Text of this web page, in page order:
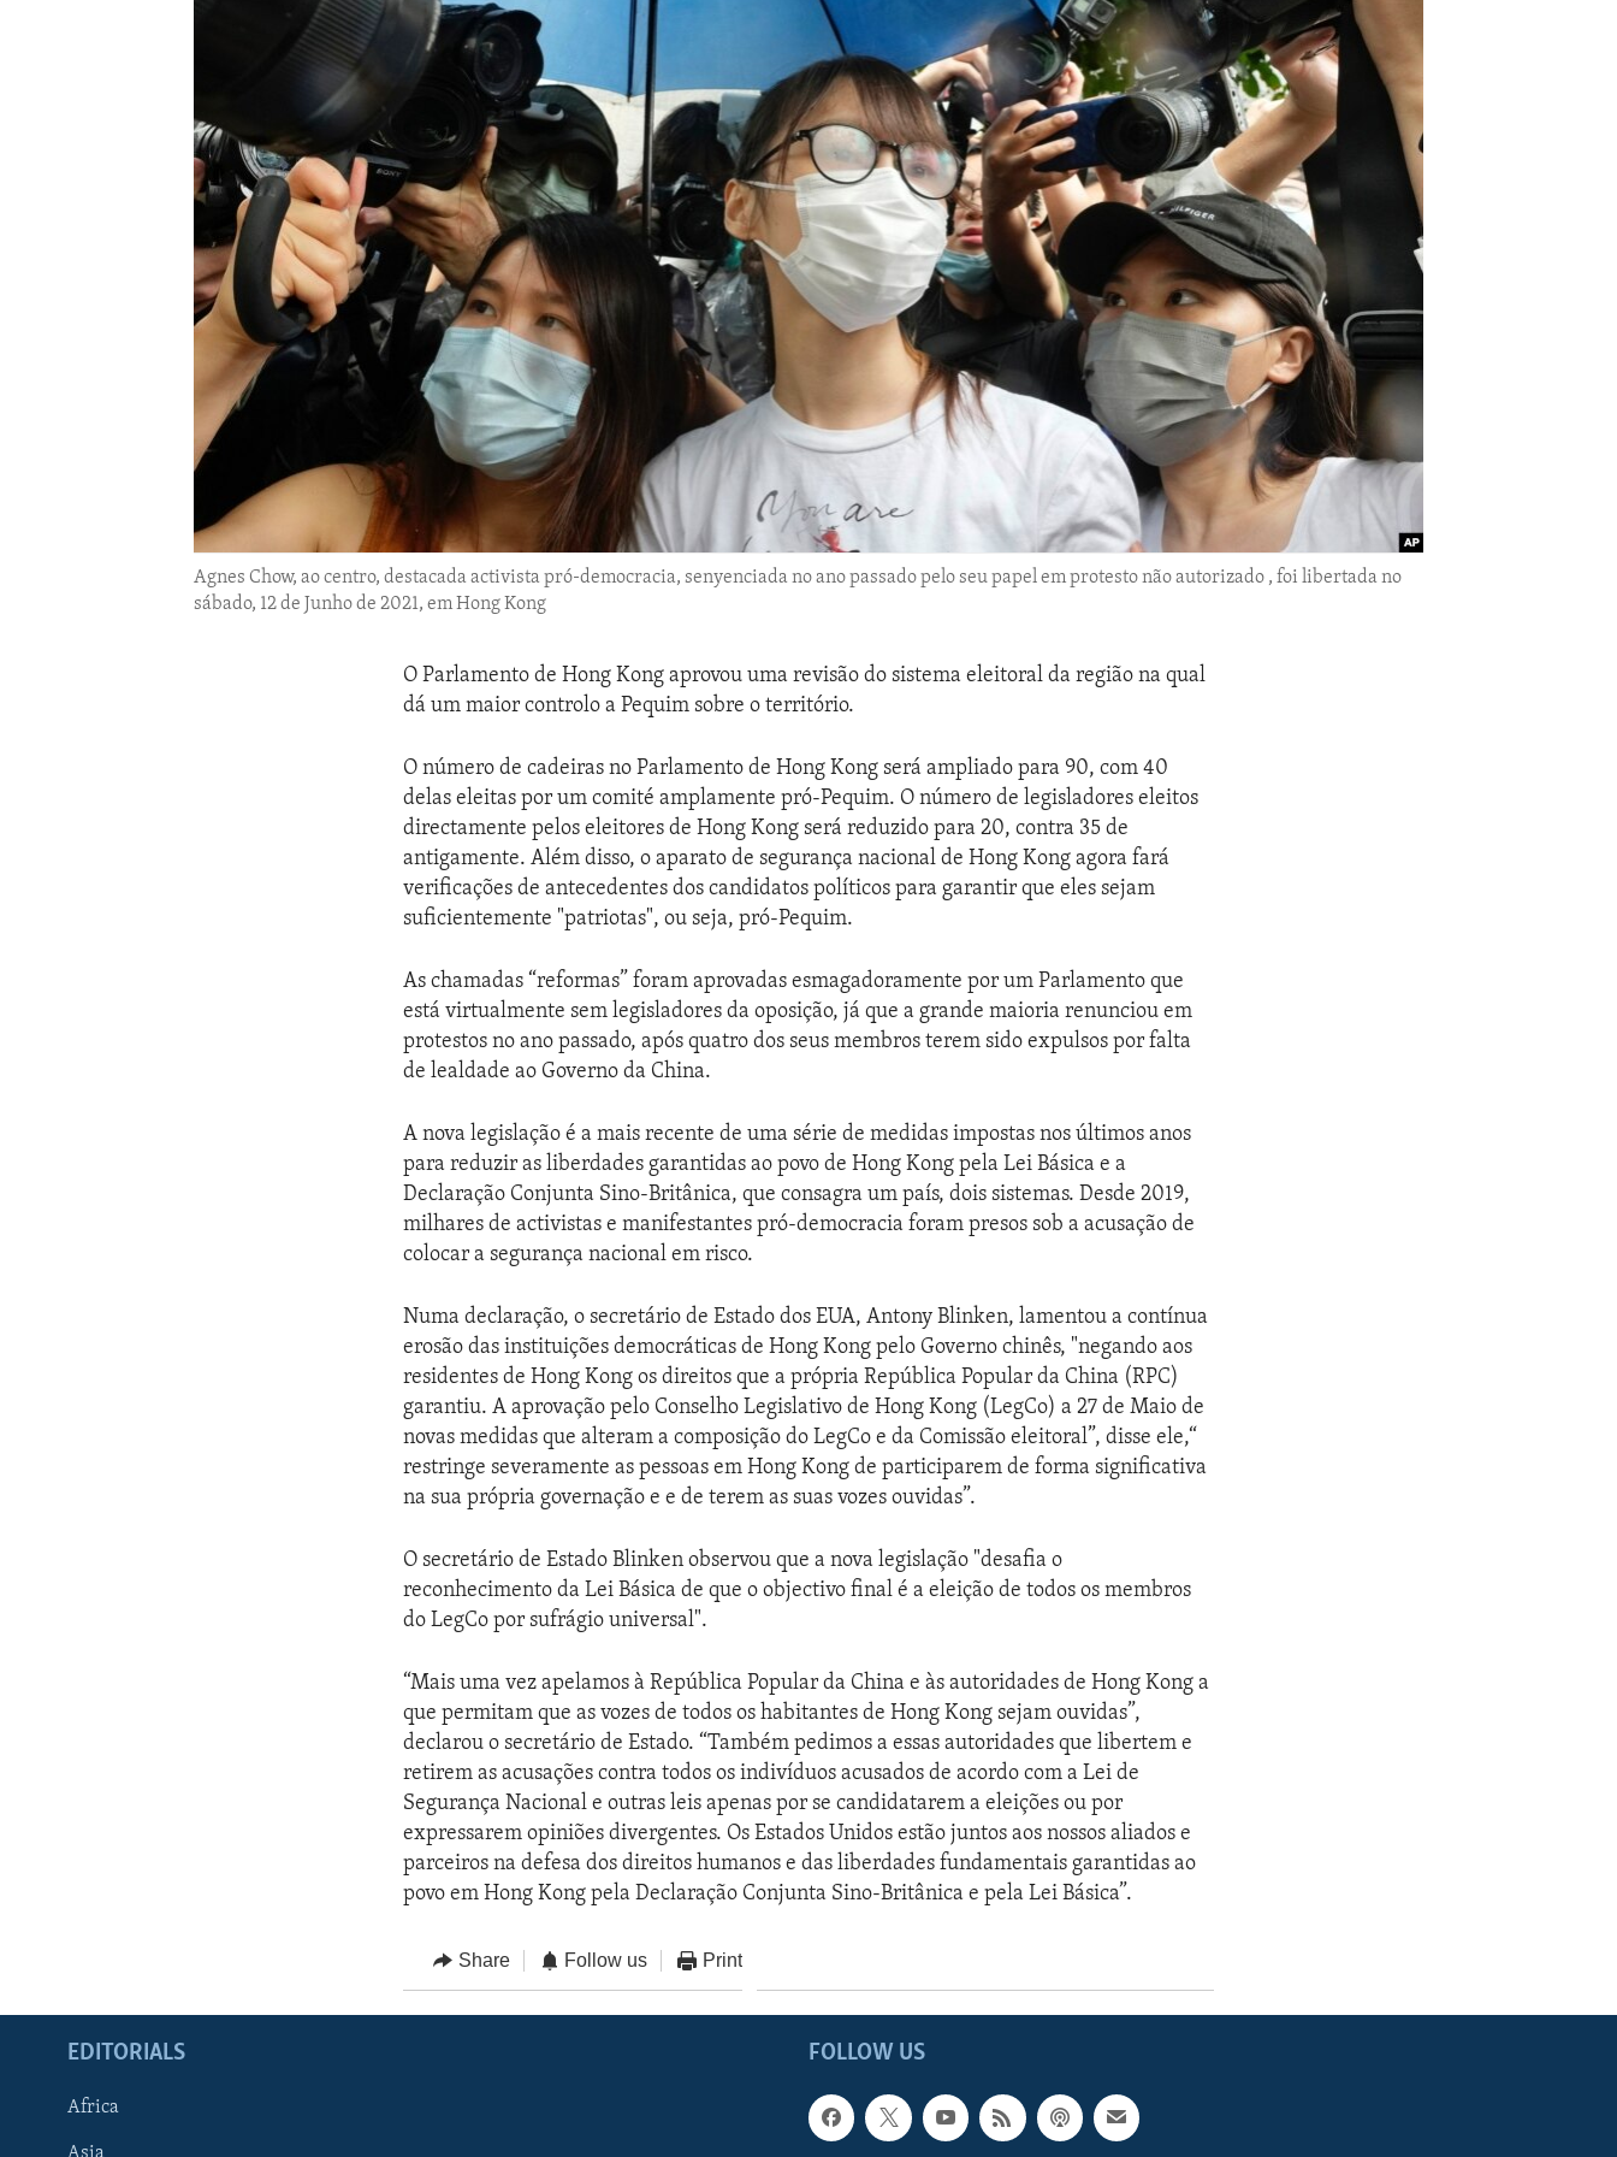
Agnes Chow, ao centro, destacada activista pró-democracia, senyenciada no ano passado pelo seu papel em protesto não autorizado , foi libertada no
sábado, 12 de Junho de 2021, em Hong Kong
O Parlamento de Hong Kong aprovou uma revisão do sistema eleitoral da região na qual
dá um maior controlo a Pequim sobre o território.
O número de cadeiras no Parlamento de Hong Kong será ampliado para 90, com 40
delas eleitas por um comité amplamente pró-Pequim. O número de legisladores eleitos
directamente pelos eleitores de Hong Kong será reduzido para 20, contra 35 de
antigamente. Além disso, o aparato de segurança nacional de Hong Kong agora fará
verificações de antecedentes dos candidatos políticos para garantir que eles sejam
suficientemente "patriotas", ou seja, pró-Pequim.
As chamadas “reformas” foram aprovadas esmagadoramente por um Parlamento que
está virtualmente sem legisladores da oposição, já que a grande maioria renunciou em
protestos no ano passado, após quatro dos seus membros terem sido expulsos por falta
de lealdade ao Governo da China.
A nova legislação é a mais recente de uma série de medidas impostas nos últimos anos
para reduzir as liberdades garantidas ao povo de Hong Kong pela Lei Básica e a
Declaração Conjunta Sino-Britânica, que consagra um país, dois sistemas. Desde 2019,
milhares de activistas e manifestantes pró-democracia foram presos sob a acusação de
colocar a segurança nacional em risco.
Numa declaração, o secretário de Estado dos EUA, Antony Blinken, lamentou a contínua
erosão das instituições democráticas de Hong Kong pelo Governo chinês, "negando aos
residentes de Hong Kong os direitos que a própria República Popular da China (RPC)
garantiu. A aprovação pelo Conselho Legislativo de Hong Kong (LegCo) a 27 de Maio de
novas medidas que alteram a composição do LegCo e da Comissão eleitoral”, disse ele,“
restringe severamente as pessoas em Hong Kong de participarem de forma significativa
na sua própria governação e e de terem as suas vozes ouvidas”.
O secretário de Estado Blinken observou que a nova legislação "desafia o
reconhecimento da Lei Básica de que o objectivo final é a eleição de todos os membros
do LegCo por sufrágio universal".
“Mais uma vez apelamos à República Popular da China e às autoridades de Hong Kong a
que permitam que as vozes de todos os habitantes de Hong Kong sejam ouvidas”,
declarou o secretário de Estado. “Também pedimos a essas autoridades que libertem e
retirem as acusações contra todos os indivíduos acusados de acordo com a Lei de
Segurança Nacional e outras leis apenas por se candidatarem a eleições ou por
expressarem opiniões divergentes. Os Estados Unidos estão juntos aos nossos aliados e
parceiros na defesa dos direitos humanos e das liberdades fundamentais garantidas ao
povo em Hong Kong pela Declaração Conjunta Sino-Britânica e pela Lei Básica”.
Share Follow us Print
FOLLOW US
EDITORIALS
Africa